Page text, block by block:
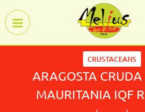
CRUSTACEANS
ARAGOSTA
MAURITANIA IQF